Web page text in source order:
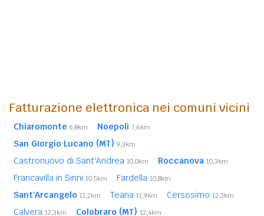
Fatturazione elettronica nei comuni vicini
Chiaromonte 6,8km Noepoli 7,6km
San Giorgio Lucano (MT) 9,3km
Castronuovo di Sant'Andrea 10,0km Roccanova 10,3km
Francavilla in Sinni 10,5km Fardella 10,8km
Sant'Arcangelo 11,2km Teana 11,9km Cersosimo 12,3km
Calvera 12,3km Colobraro (MT) 12,4km